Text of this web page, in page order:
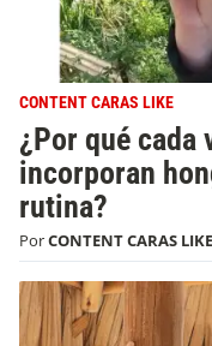
CONTENT CARAS LIKE
¿Por qué cada
incorporan
rutina?
PorCONTENT CARAS LIKE